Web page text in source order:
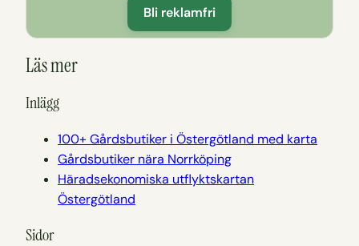
Bli reklamfri
Läs mer
Inlägg
100+ Gårdsbutiker i Östergötland med karta
Gårdsbutiker nära Norrköping
Häradsekonomiska utflyktskartan
Östergötland
Sidor